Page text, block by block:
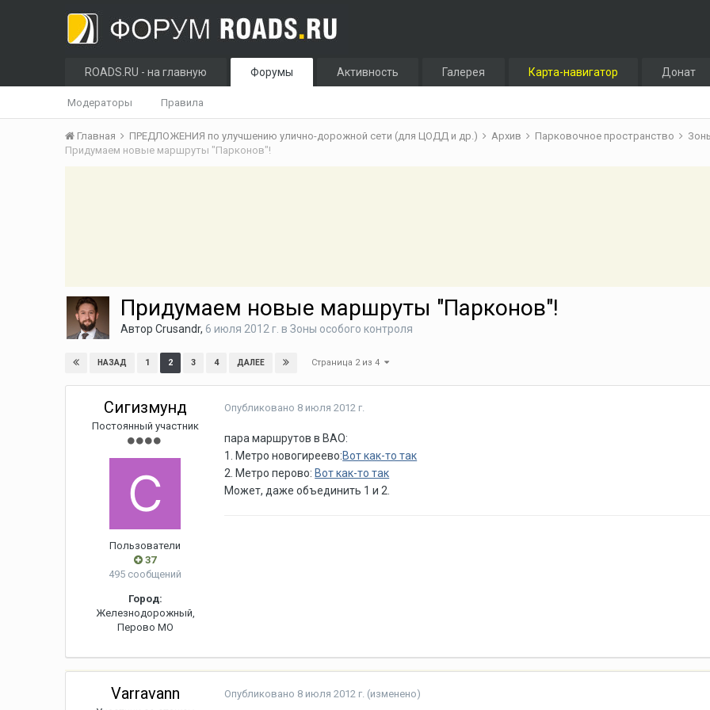
ROADS.RU - на главную Форумы
Модераторы Правила
Активность Галерея Карта-навигатор Донат
Главная ПРЕДЛОЖЕНИЯ по улучшению улично-дорожной сети (для ЦОДД и др.) Архив Парковочное пространство
Придумаем новые маршруты "Парконов"!
Придумаем новые маршруты "Парконов"!
АвторCrusandr,6 июля 2012 г. вЗоны особого контроля
НАЗАД 1 2 3 4 ДАЛЕЕ Страница 2 из 4
Сигизмунд
Постоянный участник
Пользователи
37
495 сообщений
Город:
Железнодорожный,
Перово МО
Опубликовано 8 июля 2012 г.
пара маршрутов в ВАО:
1. Метро новогиреево:Вот как-то так
2. Метро перово: Вот как-то так
Может, даже объединить 1 и 2.
Varravann Опубликовано 8 июля 2012 г. (изменено)